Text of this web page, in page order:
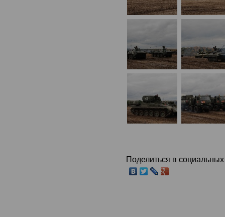
Поделиться в социальных